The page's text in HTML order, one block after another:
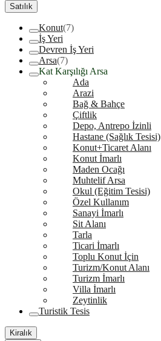
Satılık
Konut(7)
İş Yeri
Devren İş Yeri
Arsa(7)
Kat Karşılığı Arsa
Ada
Arazi
Bağ & Bahçe
Çiftlik
Depo, Antrepo İzinli
Hastane (Sağlık Tesisi)
Konut+Ticaret Alanı
Konut İmarlı
Maden Ocağı
Muhtelif Arsa
Okul (Eğitim Tesisi)
Özel Kullanım
Sanayi İmarlı
Sit Alanı
Tarla
Ticari İmarlı
Toplu Konut İçin
Turizm/Konut Alanı
Turizm İmarlı
Villa İmarlı
Zeytinlik
Turistik Tesis
Kiralık